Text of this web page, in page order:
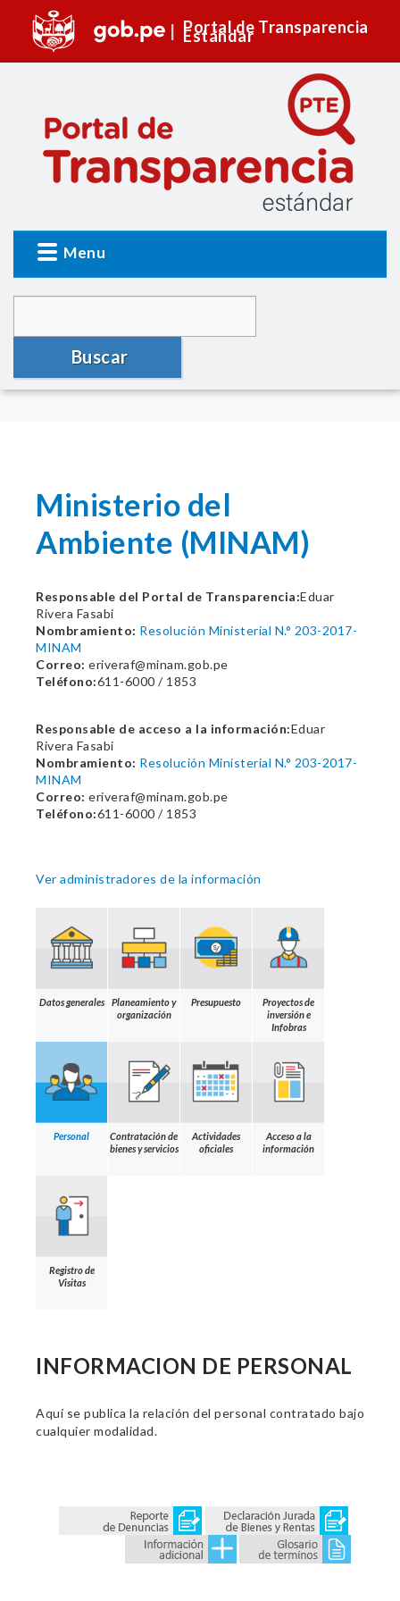
Portal de Transparencia
Estándar
Menu
Buscar
Ministerio del
Ambiente (MINAM)
Responsable del Portal de Transparencia:Eduar
Rivera Fasabi
Nombramiento: Resolución Ministerial N.° 203-2017-
MINAM
Correo: eriveraf@minam.gob.pe
Teléfono:611-6000 / 1853
Responsable de acceso a la información:Eduar
Rivera Fasabi
Nombramiento: Resolución Ministerial N.° 203-2017-
MINAM
Correo: eriveraf@minam.gob.pe
Teléfono:611-6000 / 1853
Ver administradores de la información
Datos generales
Planeamiento y
organización
Presupuesto
Proyectos de
inversión e
Infobras
Personal
Contratación de
bienes y servicios
Actividades
oficiales
Acceso a la
información
Registro de
Visitas
INFORMACION DE PERSONAL
Aquí se publica la relación del personal contratado bajo
cualquier modalidad.